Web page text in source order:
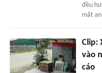
đều
mất
Clip:
vào
cáo